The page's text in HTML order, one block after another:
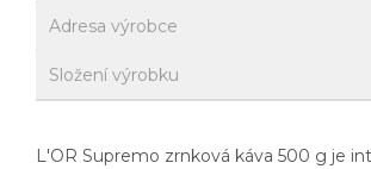
Adresa výrobce
Složení výrobku
L'OR Supremo zrnková káva 500 g je